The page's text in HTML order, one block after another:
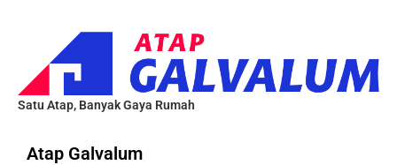
Satu Atap, Banyak Gaya Rumah
Atap Galvalum